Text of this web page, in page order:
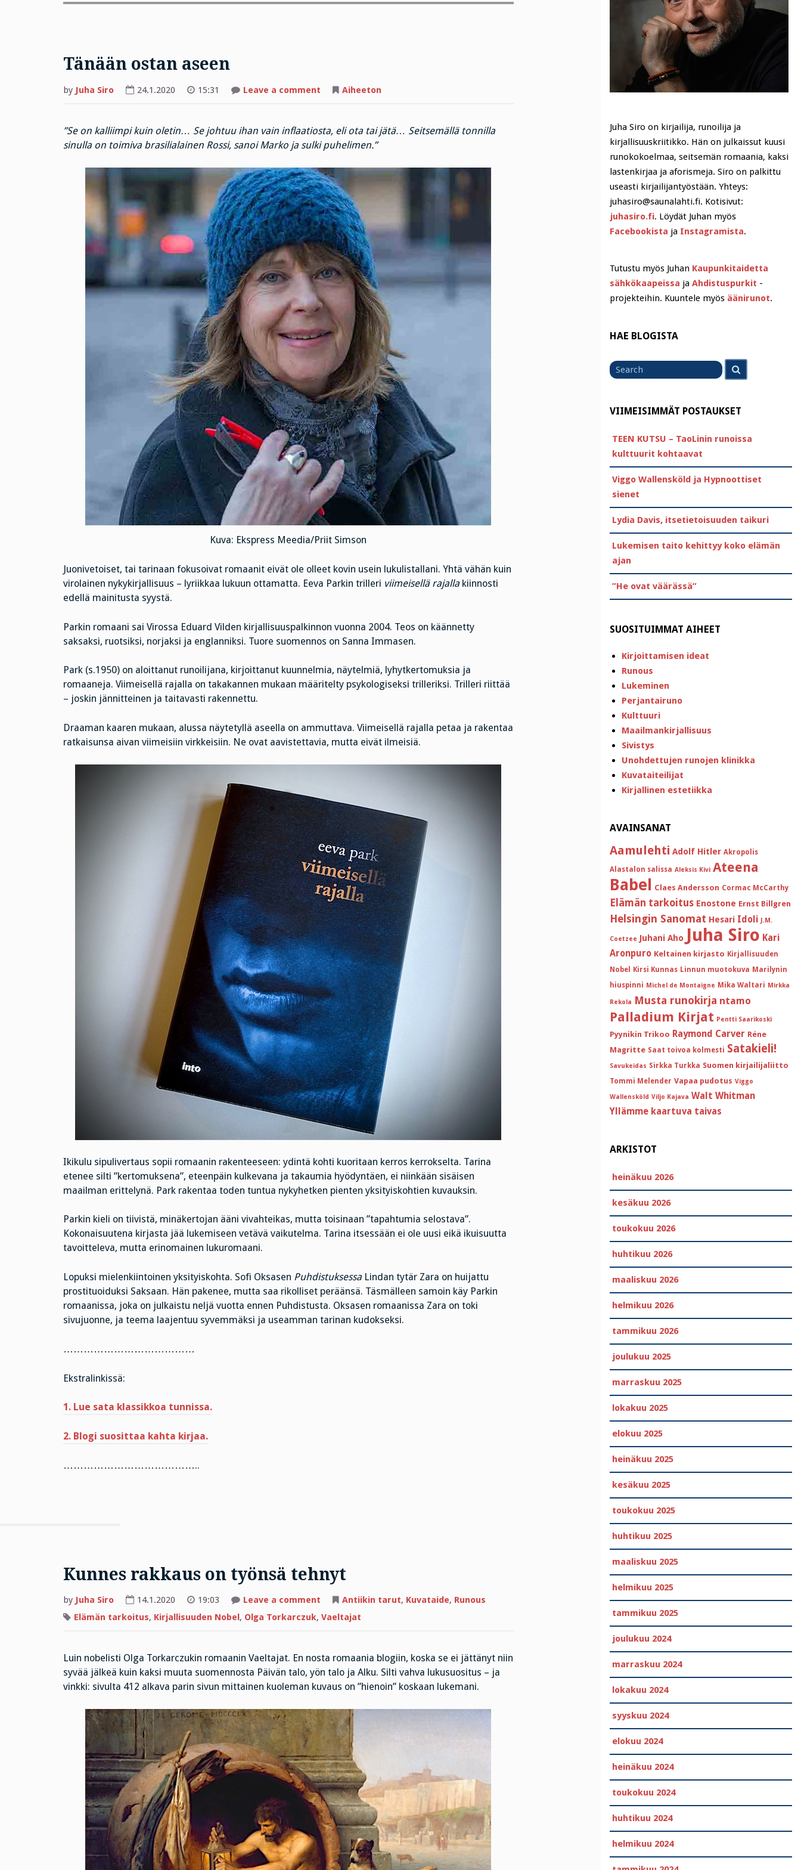
Tänään ostan aseen
by Juha Siro 24.1.2020 15:31 Leave a commenton Aiheeton
”Se on kalliimpi kuin oletin… Se johtuu ihan vain inflaatiosta, eli ota tai jätä… Seitsemällä tonnilla
sinulla on toimiva brasilialainen Rossi, sanoi Marko ja sulki puhelimen.”
Kuva: Ekspress Meedia/Priit Simson
Juonivetoiset, tai tarinaan fokusoivat romaanit eivät ole olleet kovin usein lukulistallani. Yhtä vähän kuin
virolainen nykykirjallisuus – lyriikkaa lukuun ottamatta. Eeva Parkin trilleri viimeisellä rajallakiinnosti
edellä mainitusta syystä.
Parkin romaani sai Virossa Eduard Vilden kirjallisuuspalkinnon vuonna 2004. Teos on käännetty
saksaksi, ruotsiksi, norjaksi ja englanniksi. Tuore suomennos on Sanna Immasen.
Park (s.1950) on aloittanut runoilijana, kirjoittanut kuunnelmia, näytelmiä, lyhytkertomuksia ja
romaaneja. Viimeisellä rajalla on takakannen mukaan määritelty psykologiseksi trilleriksi. Trilleri riittää
– joskin jännitteinen ja taitavasti rakennettu.
Draaman kaaren mukaan, alussa näytetyllä aseella on ammuttava. Viimeisellä rajalla petaa ja rakentaa
ratkaisunsa aivan viimeisiin virkkeisiin. Ne ovat aavistettavia, mutta eivät ilmeisiä.
Ikikulu sipulivertaus sopii romaanin rakenteeseen: ydintä kohti kuoritaan kerros kerrokselta. Tarina
etenee silti ”kertomuksena”, eteenpäin kulkevana ja takaumia hyödyntäen, ei niinkään sisäisen
maailman erittelynä. Park rakentaa toden tuntua nykyhetken pienten yksityiskohtien kuvauksin.
Parkin kieli on tiivistä, minäkertojan ääni vivahteikas, mutta toisinaan ”tapahtumia selostava”.
Kokonaisuutena kirjasta jää lukemiseen vetävä vaikutelma. Tarina itsessään ei ole uusi eikä ikuisuutta
tavoitteleva, mutta erinomainen lukuromaani.
Lopuksi mielenkiintoinen yksityiskohta. Sofi Oksasen PuhdistuksessaLindan tytär Zara on huijattu
prostituoiduksi Saksaan. Hän pakenee, mutta saa rikolliset peräänsä. Täsmälleen samoin käy Parkin
romaanissa, joka on julkaistu neljä vuotta ennen Puhdistusta. Oksasen romaanissa Zara on toki
sivujuonne, ja teema laajentuu syvemmäksi ja useamman tarinan kudokseksi.
…………………………………
Ekstralinkissä:
1. Lue sata klassikkoa tunnissa.
2. Blogi suosittaa kahta kirjaa.
…………………………………..
Kunnes rakkaus on työnsä tehnyt
by Juha Siro 14.1.2020 19:03 Leave a commenton
rakkaus
Antiikin tarut, Kuvataide, Runous
Elämän tarkoitus, Kirjallisuuden Nobel , Olga Torkarczuk, Vaeltajat
Luin nobelisti Olga Torkarczukin romaanin Vaeltajat. En nosta romaania blogiin, koska se ei jättänyt niin
syvää jälkeä kuin kaksi muuta suomennosta Päivän talo, yön talo ja Alku. Silti vahva lukusuositus – ja
vinkki: sivulta 412 alkava parin sivun mittainen kuoleman kuvaus on ”hienoin” koskaan lukemani.
Juha Siro on kirjailija, runoilija ja
kirjallisuuskriitikko. Hän on julkaissut kuusi
runokokoelmaa, seitsemän romaania, kaksi
lastenkirjaa ja aforismeja. Siro on palkittu
useasti kirjailijantyöstään. Yhteys:
juhasiro@saunalahti.fi. Kotisivut:
juhasiro.fi. Löydät Juhan myös
Facebookista ja Instagramista.
Tutustu myös Juhan Kaupunkitaidetta
sähkökaapeissa ja Ahdistuspurkit -
projekteihin. Kuuntele myös äänirunot.
HAE BLOGISTA
for
VIIMEISIMMÄT POSTAUKSET
TEEN KUTSU – TaoLinin runoissa
kulttuurit kohtaavat
Viggo Wallensköld ja Hypnoottiset
sienet
Lydia Davis, itsetietoisuuden taikuri
Lukemisen taito kehittyy koko elämän
ajan
”He ovat väärässä”
SUOSITUIMMAT AIHEET
Kirjoittamisen ideat
Runous
Lukeminen
Perjantairuno
Kulttuuri
Maailmankirjallisuus
Sivistys
Unohdettujen runojen klinikka
Kuvataiteilijat
Kirjallinen estetiikka
AVAINSANAT
Aamulehti Adolf Hitler Akropolis
Alastalon salissa Aleksis Kivi Ateena
Babel Claes Andersson Cormac McCarthy
Elämän tarkoitus Enostone Ernst Billgren
Helsingin Sanomat Hesari Idoli J.M.
Coetzee Juhani Aho Juha Siro Kari
Aronpuro Keltainen kirjasto Kirjallisuuden
Nobel
Kirsi Kunnas Linnun muotokuva Marilynin
hiuspinni Michel de Montaigne Mika Waltari Mirkka
Rekola Musta runokirja ntamo
Palladium Kirjat Pentti Saarikoski
Pyynikin Trikoo Raymond Carver Réne
Magritte Saat toivoa kolmesti Satakieli!
Savukeidas Sirkka Turkka Suomen kirjailijaliitto
Tommi Melender Vapaa pudotus Viggo
Wallensköld Viljo Kajava Walt Whitman
Yllämme kaartuva taivas
ARKISTOT
heinäkuu 2026
kesäkuu 2026
toukokuu 2026
huhtikuu 2026
maaliskuu 2026
helmikuu 2026
tammikuu 2026
joulukuu 2025
marraskuu 2025
lokakuu 2025
elokuu 2025
heinäkuu 2025
kesäkuu 2025
toukokuu 2025
huhtikuu 2025
maaliskuu 2025
helmikuu 2025
tammikuu 2025
joulukuu 2024
marraskuu 2024
lokakuu 2024
syyskuu 2024
elokuu 2024
heinäkuu 2024
toukokuu 2024
huhtikuu 2024
helmikuu 2024